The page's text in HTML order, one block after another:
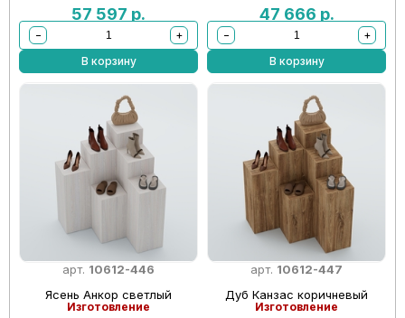
57 597 р.
−
+
В корзину
47 666 р.
−
+
В корзину
арт. 10612-446
Ясень Анкор светлый
Изготовление
арт. 10612-447
Дуб Канзас коричневый
Изготовление